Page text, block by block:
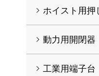
ホイスト用押
動力用開閉器
工業用端子台